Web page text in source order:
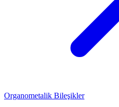
Organometalik Bileşikler